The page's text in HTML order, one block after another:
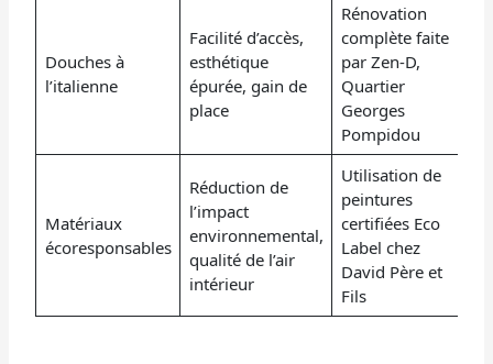
Douches à
l’italienne
Facilité d’accès,
esthétique
épurée, gain de
place
Rénovation
complète faite
par Zen-D,
Quartier
Georges
Pompidou
Matériaux
écoresponsables
Réduction de
l’impact
environnemental,
qualité de l’air
intérieur
Utilisation de
peintures
certifiées Eco
Label chez
David Père et
Fils